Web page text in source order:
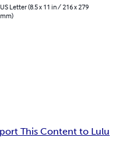
US Letter (8.5 x 11 in / 216 x 279
mm)
This Content to Lulu